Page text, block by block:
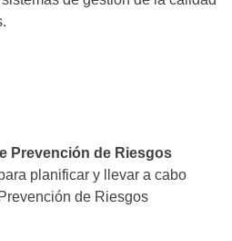
Prevención de Riesgos
planificar y llevar a cabo
de Riesgos